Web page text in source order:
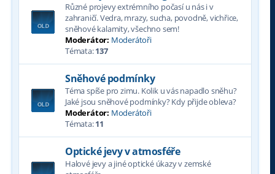
Různé projevy extrémního počasí u nás i v
zahraničí. Vedra, mrazy, sucha, povodně, vichřice,
sněhové kalamity, všechno sem!
Moderátor: Moderátoři
Témata:137
Sněhové podmínky
Téma spíše pro zimu. Kolik u vás napadlo sněhu?
Jaké jsou sněhové podmínky? Kdy přijde obleva?
Moderátor: Moderátoři
Témata:11
Optické jevy v atmosféře
Halové jevy a jiné optické úkazy v zemské